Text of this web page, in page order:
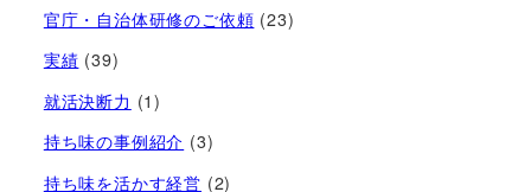
官庁・自治体研修のご依頼 (23)
実績 (39)
就活決断力 (1)
持ち味の事例紹介 (3)
持ち味を活かす経営​ (2)